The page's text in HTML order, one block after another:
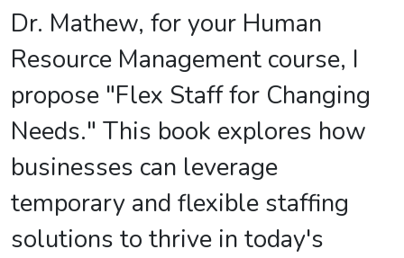
Dr. Mathew, for your Human
Resource Management course, I
propose "Flex Staff for Changing
Needs." This book explores how
businesses can leverage
temporary and flexible staffing
solutions to thrive in today's